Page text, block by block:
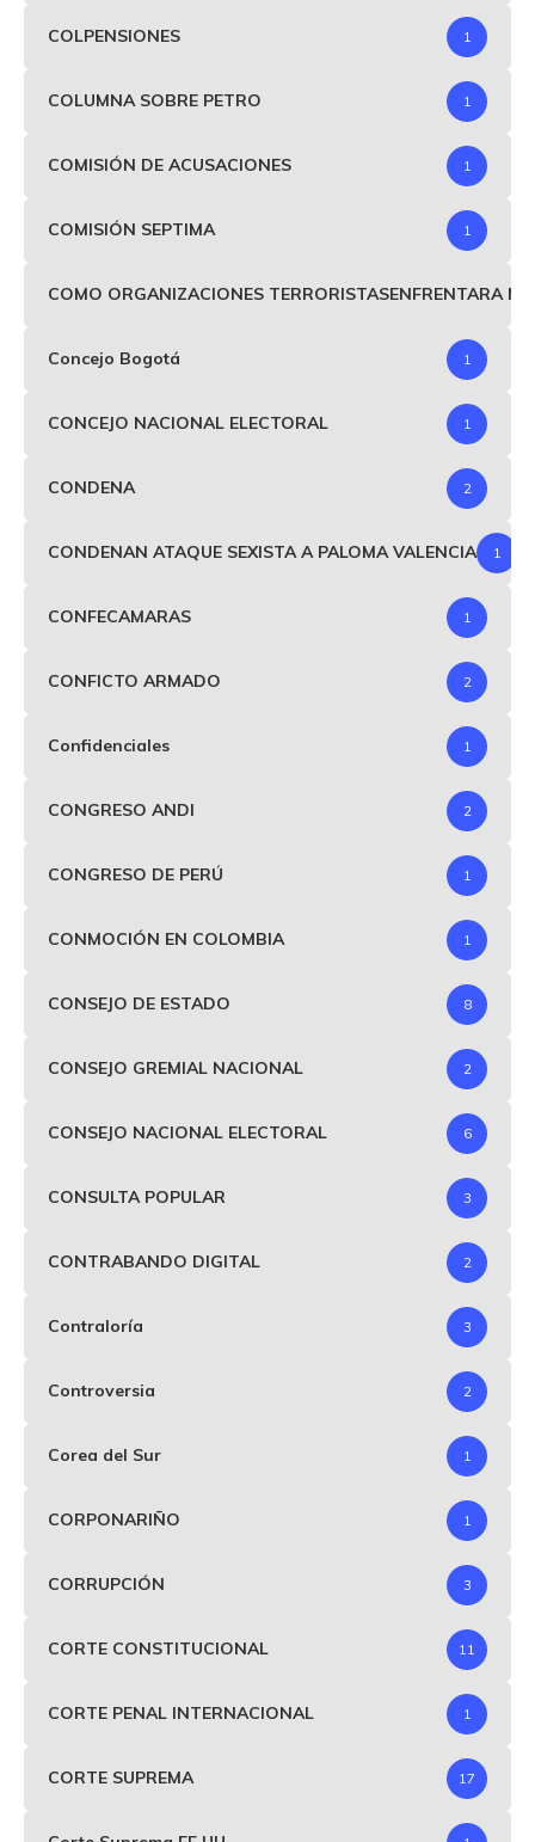
COLPENSIONES 1
COLUMNA SOBRE PETRO 1
COMISIÓN DE ACUSACIONES 1
COMISIÓN SEPTIMA 1
COMO ORGANIZACIONES TERRORISTASENFRENTARA
Concejo Bogotá 1
CONCEJO NACIONAL ELECTORAL 1
CONDENA 2
CONDENAN ATAQUE SEXISTA A PALOMA VALENCIA 1
CONFECAMARAS 1
CONFICTO ARMADO 2
Confidenciales 1
CONGRESO ANDI 2
CONGRESO DE PERÚ 1
CONMOCIÓN EN COLOMBIA 1
CONSEJO DE ESTADO 8
CONSEJO GREMIAL NACIONAL 2
CONSEJO NACIONAL ELECTORAL 6
CONSULTA POPULAR 3
CONTRABANDO DIGITAL 2
Contraloría 3
Controversia 2
Corea del Sur 1
CORPONARIÑO 1
CORRUPCIÓN 3
CORTE CONSTITUCIONAL 11
CORTE PENAL INTERNACIONAL 1
CORTE SUPREMA 17